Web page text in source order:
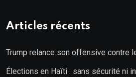
Articles récents
Trump relance son offensive contre
Élections en Haïti : sans sécurité ni